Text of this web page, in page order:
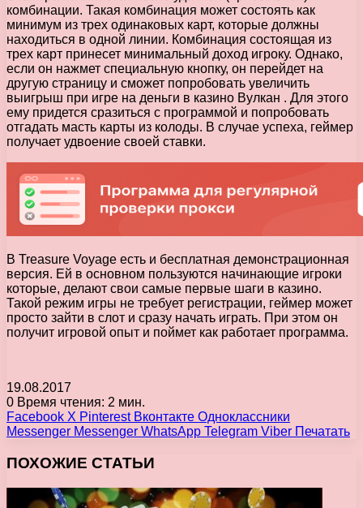
комбинации. Такая комбинация может состоять как
минимум из трех одинаковых карт, которые должны
находиться в одной линии. Комбинация состоящая из
трех карт принесет минимальный доход игроку. Однако,
если он нажмет специальную кнопку, он перейдет на
другую страницу и сможет попробовать увеличить
выигрыш при игре на деньги в казино Вулкан . Для этого
ему придется сразиться с программой и попробовать
отгадать масть карты из колоды. В случае успеха, геймер
получает удвоение своей ставки.
В Treasure Voyage есть и бесплатная демонстрационная
версия. Ей в основном пользуются начинающие игроки
которые, делают свои самые первые шаги в казино.
Такой режим игры не требует регистрации, геймер может
просто зайти в слот и сразу начать играть. При этом он
получит игровой опыт и поймет как работает программа.
19.08.2017
0 Время чтения: 2 мин.
Facebook X Pinterest Вконтакте Одноклассники
Messenger Messenger WhatsApp Telegram Viber Печатать
ПОХОЖИЕ СТАТЬИ